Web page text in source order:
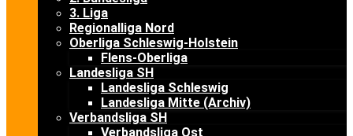
3. Liga
Regionalliga Nord
Oberliga Schleswig-Holstein
Flens-Oberliga
Landesliga SH
Landesliga Schleswig
Landesliga Mitte (Archiv)
Verbandsliga SH
Verbandsliga Ost